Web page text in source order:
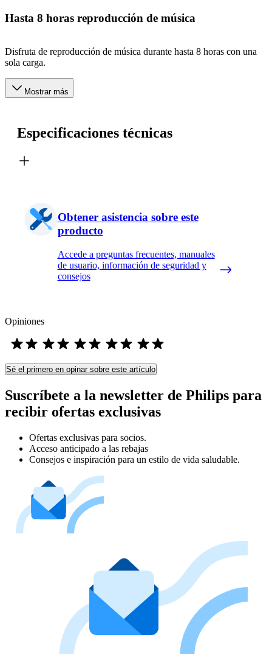
Hasta 8 horas reproducción de música
Disfruta de reproducción de música durante hasta 8 horas con una
sola carga.
Mostrar más
Especificaciones técnicas
Obtener asistencia sobre este
producto
Accede a preguntas frecuentes, manuales
de usuario, información de seguridad y
consejos
Opiniones
Sé el primero en opinar sobre este artículo
Suscríbete a la newsletter de Philips para
recibir ofertas exclusivas
Ofertas exclusivas para socios.
Acceso anticipado a las rebajas
Consejos e inspiración para un estilo de vida saludable.